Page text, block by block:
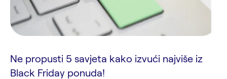
Ne propusti 5 savjeta kako izvući najviše iz
Black Friday ponuda!